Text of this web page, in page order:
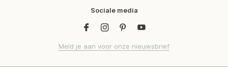
Sociale media
Meld je aan voor onze nieuwsbrief